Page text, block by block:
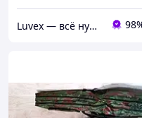
Luvex — всё нужное в одном месте